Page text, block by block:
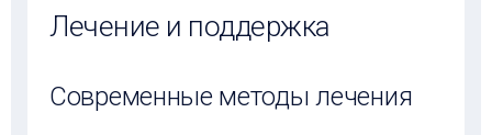
Лечение и поддержка
Современные методы лечения